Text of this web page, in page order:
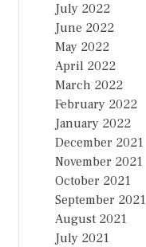
July 2022
June 2022
May 2022
April 2022
March 2022
February 2022
January 2022
December 2021
November 2021
October 2021
September 2021
August 2021
July 2021